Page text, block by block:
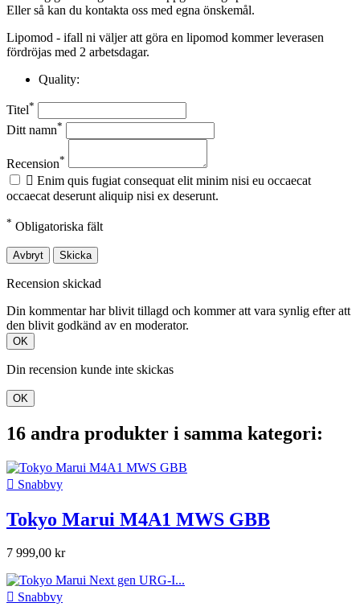
Eller så kan du kontakta oss med egna önskemål.
Lipomod - ifall ni väljer att göra en lipomod kommer leverasen
fördröjas med 2 arbetsdagar.
Quality:
Titel*
Ditt namn*
Recension*
 Enim quis fugiat consequat elit minim nisi eu occaecat
occaecat deserunt aliquip nisi ex deserunt.
* Obligatoriska fält
Avbryt Skicka
Recension skickad
Din kommentar har blivit tillagd och kommer att vara synlig efter att
den blivit godkänd av en moderator.
OK
Din recension kunde inte skickas
OK
16 andra produkter i samma kategori:
 Snabbvy
Tokyo Marui M4A1 MWS GBB
7 999,00 kr
 Snabbvy